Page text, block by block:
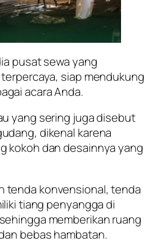
pusat sewa yang
siap mendukung
acara Anda.
yang sering juga disebut
dikenal karena
kokoh dan desainnya yang
tenda konvensional, tenda
tiang penyangga di
memberikan ruang
bebas hambatan.